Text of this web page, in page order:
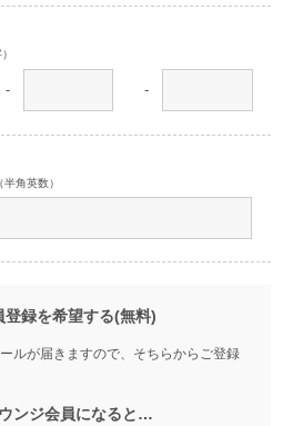
- -
（半角英数）
録を希望する(無料)
ルが届きますので、そちらからご登録
ンジ会員になると…